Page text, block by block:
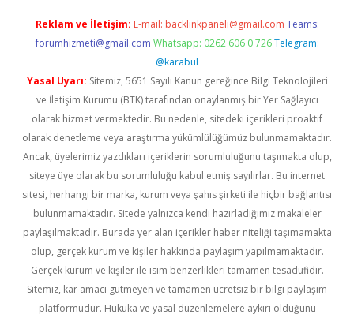
Reklam ve İletişim: E-mail: backlinkpaneli@gmail.com Teams:
forumhizmeti@gmail.com Whatsapp: 0262 606 0 726 Telegram:
@karabul
Yasal Uyarı: Sitemiz, 5651 Sayılı Kanun gereğince Bilgi Teknolojileri
ve İletişim Kurumu (BTK) tarafından onaylanmış bir Yer Sağlayıcı
olarak hizmet vermektedir. Bu nedenle, sitedeki içerikleri proaktif
olarak denetleme veya araştırma yükümlülüğümüz bulunmamaktadır.
Ancak, üyelerimiz yazdıkları içeriklerin sorumluluğunu taşımakta olup,
siteye üye olarak bu sorumluluğu kabul etmiş sayılırlar. Bu internet
sitesi, herhangi bir marka, kurum veya şahıs şirketi ile hiçbir bağlantısı
bulunmamaktadır. Sitede yalnızca kendi hazırladığımız makaleler
paylaşılmaktadır. Burada yer alan içerikler haber niteliği taşımamakta
olup, gerçek kurum ve kişiler hakkında paylaşım yapılmamaktadır.
Gerçek kurum ve kişiler ile isim benzerlikleri tamamen tesadüfidir.
Sitemiz, kar amacı gütmeyen ve tamamen ücretsiz bir bilgi paylaşım
platformudur. Hukuka ve yasal düzenlemelere aykırı olduğunu